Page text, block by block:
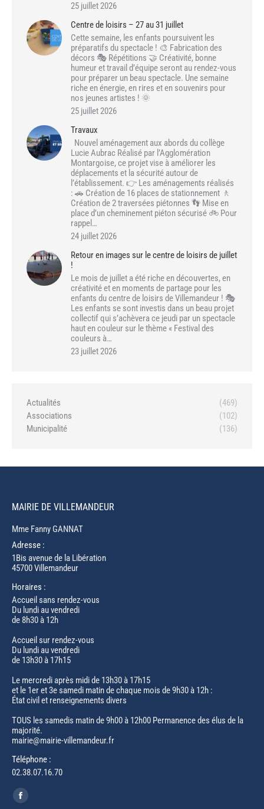
25 juillet 2026
Centre de loisirs – 27 au 31 juillet
Cette semaine, les enfants poursuivent les
préparatifs du spectacle ! 🎨 Fabrication des
décors 🎭 Répétitions 🤝 Créativité, bonne
humeur et travail d’équipe seront au rendez-vous
pour préparer un beau spectacle. Une semaine
riche en énergie, en rires et en souvenirs pour
nos jeunes artistes ! 🌞
25 juillet 2026
Travaux
Nouvel aménagement aux abords du collège
Lucie Aubrac Réalisé par l’Agglomération
Montargoise, ce projet vise à améliorer les
déplacements et la sécurité autour de
l’établissement. 👉 Les aménagements réalisés
: 🚗 Création de 16 places de stationnement 🚶
Création de 2 traversées piétonnes 👣 Mise en
place d’un cheminement piéton sécurisé 🚲 Pour
rappel…
24 juillet 2026
Retour en images sur le centre de loisirs de juillet
!
Le mois de juillet a été riche en découvertes, en
créativité et en moments de partage pour les
enfants du centre de loisirs de Villemandeur ! 🎭
Les enfants se sont investis dans un beau projet
collectif qui s’achèvera ce jeudi par un spectacle
haut en couleur sur le thème « Festival des
couleurs à…
23 juillet 2026
Actualités
(469)
Associations
(102)
Municipalité
(136)
MAIRIE DE VILLEMANDEUR
Mme Fanny GANNAT
Adresse :
1Bis avenue de la Libération
45700 Villemandeur
Horaires :
Accueil sans rendez-vous
Du lundi au vendredi
de 8h30 à 12h
Accueil sur rendez-vous
Du lundi au vendredi
de 13h30 à 17h15
Le mercredi après midi de 13h30 à 17h15
et le 1er et 3e samedi matin de chaque mois de 9h30 à 12h :
État civil et renseignements divers
TOUS les samedis matin de 9h00 à 12h00 Permanence des élus de la
majorité.
mairie@mairie-villemandeur.fr
Téléphone :
02.38.07.16.70
Trouvez nous sur :
Facebook